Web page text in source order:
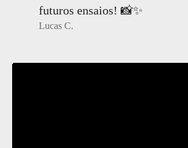
futuros ensaios! 📸✨
Lucas C.